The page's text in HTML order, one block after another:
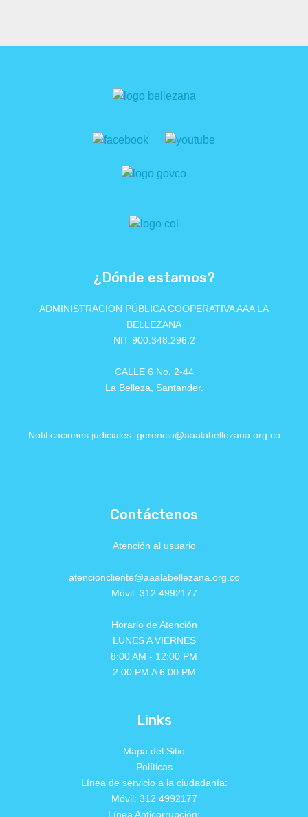
¿Dónde estamos?
ADMINISTRACION PÚBLICA COOPERATIVA AAA LA
BELLEZANA
NIT 900.348.296.2
CALLE 6 No. 2-44
La Belleza, Santander.
Notificaciones judiciales: gerencia@aaalabellezana.org.co
Contáctenos
Atención al usuario
atencioncliente@aaalabellezana.org.co
Móvil: 312 4992177
Horario de Atención
LUNES A VIERNES
8:00 AM - 12:00 PM
2:00 PM A 6:00 PM
Links
Mapa del Sitio
Políticas
Línea de servicio a la ciudadanía:
Móvil: 312 4992177
Línea Anticorrupción: